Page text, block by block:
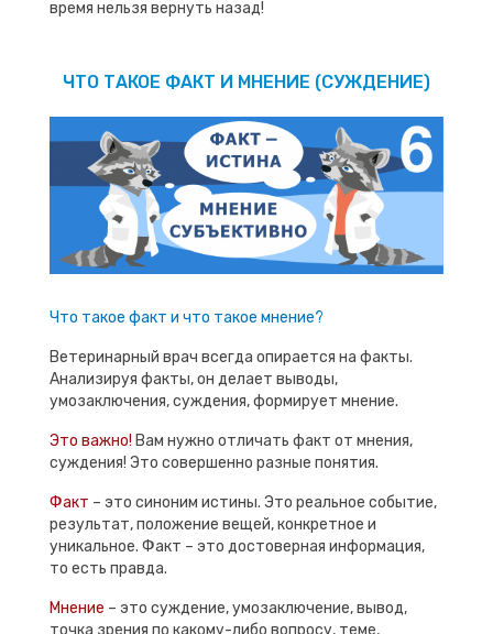
время нельзя вернуть назад!
ЧТО ТАКОЕ ФАКТ И МНЕНИЕ (СУЖДЕНИЕ)
Что такое факт и что такое мнение?
Ветеринарный врач всегда опирается на факты.
Анализируя факты, он делает выводы,
умозаключения, суждения, формирует мнение.
Это важно! Вам нужно отличать факт от мнения,
суждения! Это совершенно разные понятия.
Факт – это синоним истины. Это реальное событие,
результат, положение вещей, конкретное и
уникальное. Факт – это достоверная информация,
то есть правда.
Мнение – это суждение, умозаключение, вывод,